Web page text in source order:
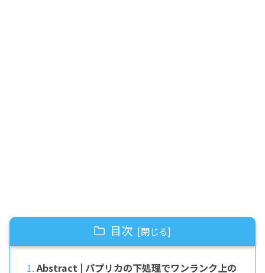
目次
Abstract | パプリカの下処理でワンランク上の